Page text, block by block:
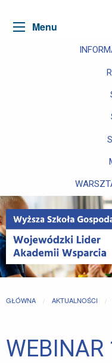
Menu
GŁÓWNA AKTUALNOŚCI